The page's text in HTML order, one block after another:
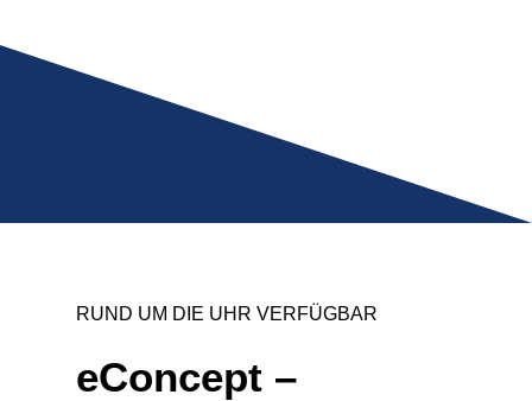
RUND UM DIE UHR VERFÜGBAR
eConcept –